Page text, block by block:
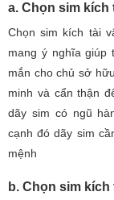
a. Chọn sim kích
Chọn sim kích tài
mang ý nghĩa giúp
mắn cho chủ sở
minh và cẩn thận
dãy sim có ngũ
cạnh đó dãy sim
mệnh
b. Chọn sim